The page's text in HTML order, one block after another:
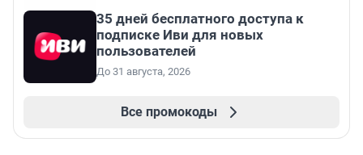
35 дней бесплатного доступа к
подписке Иви для новых
пользователей
До 31 августа, 2026
Все промокоды